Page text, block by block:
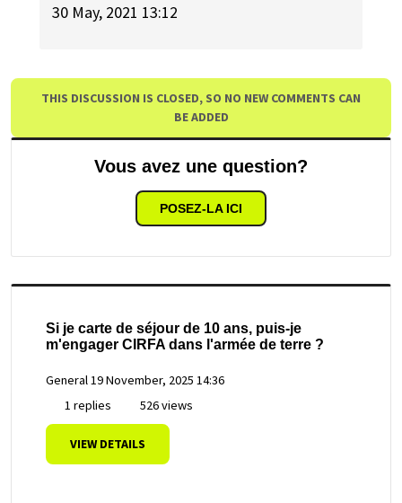
30 May, 2021 13:12
THIS DISCUSSION IS CLOSED, SO NO NEW COMMENTS CAN
BE ADDED
Vous avez une question?
POSEZ-LA ICI
Si je carte de séjour de 10 ans, puis-je
m'engager CIRFA dans l'armée de terre ?
General19 November, 2025 14:36
1 replies
526 views
VIEW DETAILS